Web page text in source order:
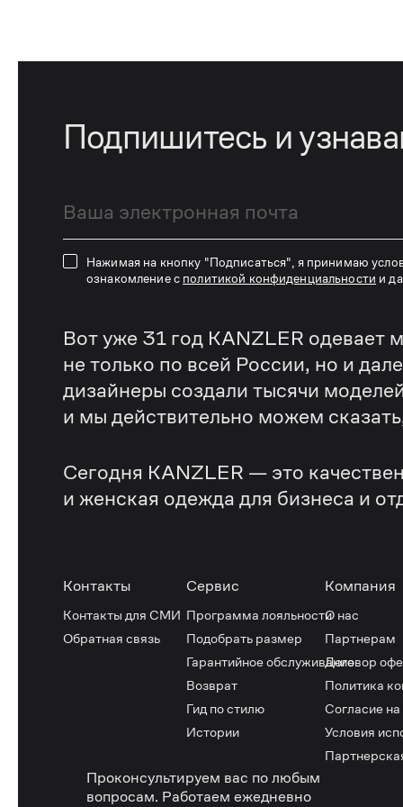
Подпишитесь и
Нажимая на кнопку "Подписаться", я принимаю
ознакомление с политикой конфиденциальности и
Вот уже 31 год KANZLER одевает
не только по всей России, но и
дизайнеры создали тысячи
и мы действительно можем
Сегодня KANZLER — это
и женская одежда для бизнеса и
Контакты
Контакты для СМИ
Обратная связь
Сервис
Программа лояльности
Подобрать размер
Гарантийное обслуживание
Возврат
Гид по стилю
Истории
Компания
О нас
Партнерам
Договор
Политика
Согласие
Условия
Проконсультируем вас по любым
вопросам. Работаем ежедневно